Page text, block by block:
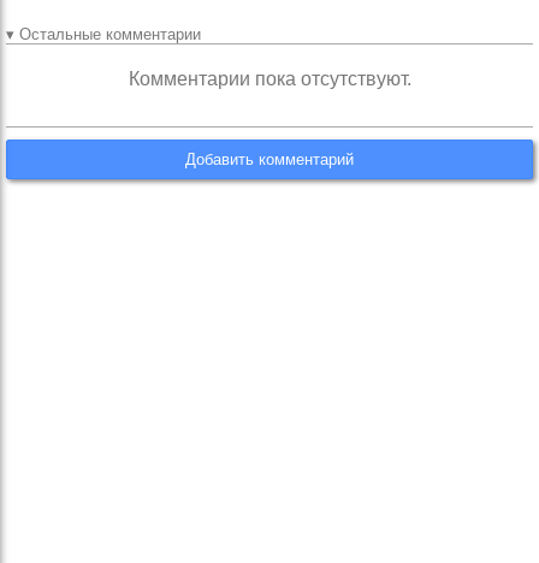
▾ Остальные комментарии
Комментарии пока отсутствуют.
Добавить комментарий